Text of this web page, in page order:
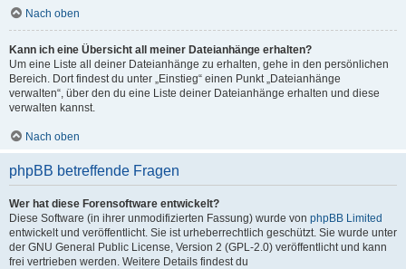
Nach oben
Kann ich eine Übersicht all meiner Dateianhänge erhalten?
Um eine Liste all deiner Dateianhänge zu erhalten, gehe in den persönlichen
Bereich. Dort findest du unter „Einstieg“ einen Punkt „Dateianhänge
verwalten“, über den du eine Liste deiner Dateianhänge erhalten und diese
verwalten kannst.
Nach oben
phpBB betreffende Fragen
Wer hat diese Forensoftware entwickelt?
Diese Software (in ihrer unmodifizierten Fassung) wurde von phpBB Limited
entwickelt und veröffentlicht. Sie ist urheberrechtlich geschützt. Sie wurde unter
der GNU General Public License, Version 2 (GPL-2.0) veröffentlicht und kann
frei vertrieben werden. Weitere Details findest du